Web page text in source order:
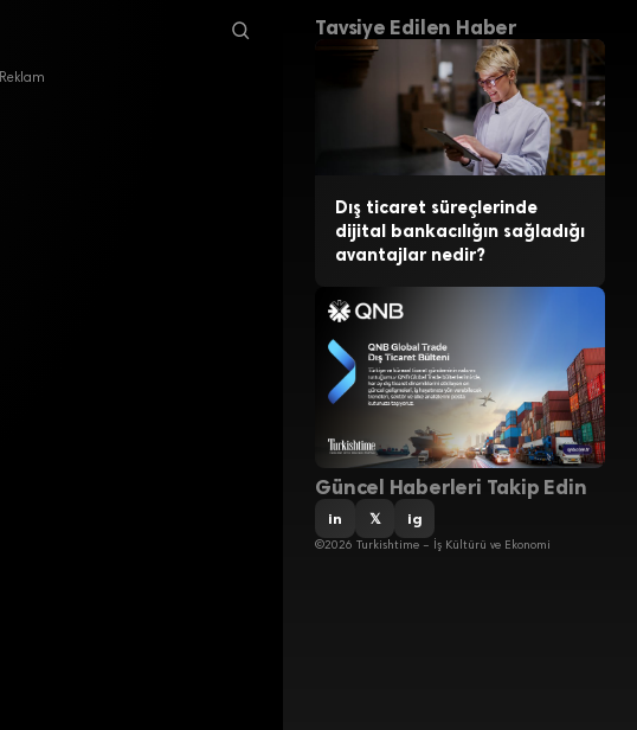
Reklam
Tavsiye Edilen Haber
Dış ticaret süreçlerinde
dijital bankacılığın sağladığı
avantajlar nedir?
Güncel Haberleri Takip Edin
in 𝕏 ig
©2026 Turkishtime – İş Kültürü ve Ekonomi